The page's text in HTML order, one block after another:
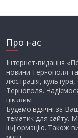
Про нас
Інтернет-видання
новини Тернополя та
люстрація,
Тернополя.
цікавим.
Будемо вдячні за
тематик для сайту.
інформацію. Також